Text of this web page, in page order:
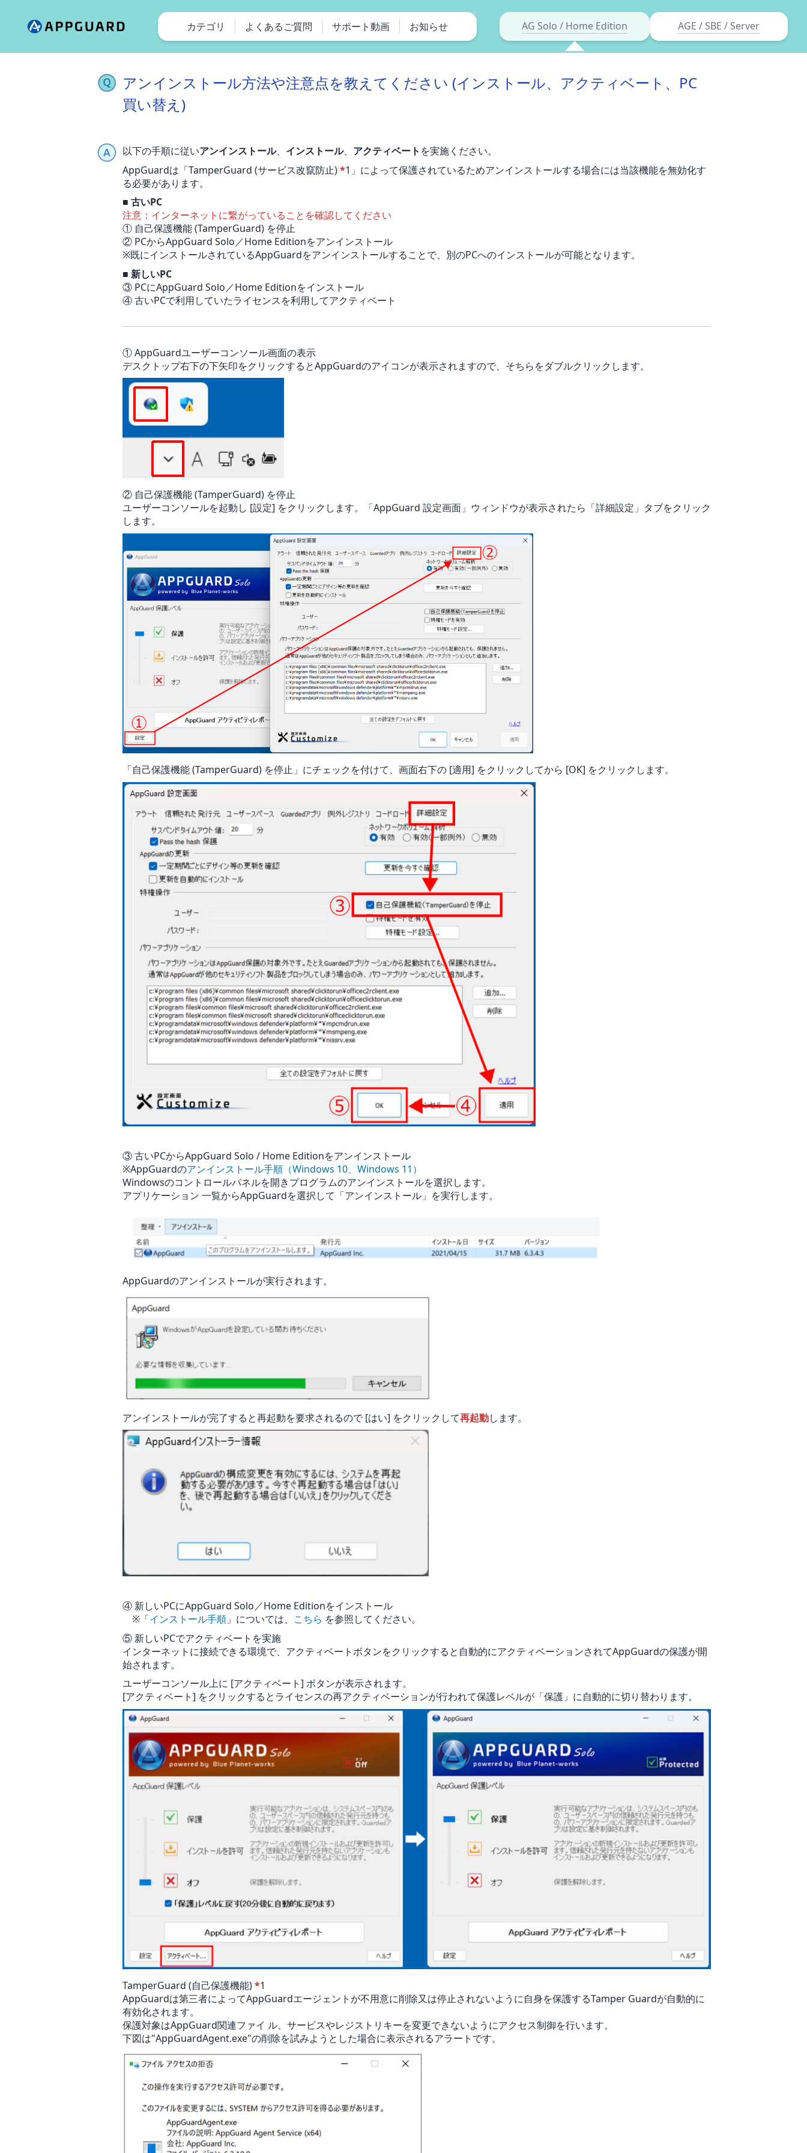
カテゴリ よくあるご質問 サポート動画 お知らせ AG Solo / Home Edition AGE / SBE / Server
アンインストール方法や注意点を教えてください (インストール、アクティベート、PC
買い替え)
以下の手順に従いアンインストール、 インストール、 アクティベート を実施ください。
AppGuardは「TamperGuard (サービス改竄防止)*1」によって保護されているためアンインストールする場合には当該機能を無効化す
る必要があります。
■ 古いPC
注意：インターネットに繋がっていることを確認してください
① 自己保護機能 (TamperGuard) を停止
② PCからAppGuard Solo／Home Editionをアンインストール
※既にインストールされているAppGuardをアンインストールすることで、別のPCへのインストールが可能となります。
■ 新しいPC
③ PCにAppGuard Solo／Home Editionをインストール
④ 古いPCで利用していたライセンスを利用してアクティベート
① AppGuardユーザーコンソール画面の表示
デスクトップ右下の下矢印をクリックするとAppGuardのアイコンが表示されますので、そちらをダブルクリックします。
② 自己保護機能 (TamperGuard) を停止
ユーザーコンソールを起動し [設定] をクリックします。「AppGuard 設定画面」ウィンドウが表示されたら「詳細設定」タブをクリック
します。
「自己保護機能 (TamperGuard) を停止」にチェックを付けて、画面右下の [適用] をクリックしてから [OK] をクリックします。
③ 古いPCからAppGuard Solo / Home Editionをアンインストール
※AppGuardのアンインストール手順（Windows 10、Windows 11）
Windowsのコントロールパネルを開きプログラムのアンインストールを選択します。
アプリケーション 一覧からAppGuardを選択して「アンインストール」を実行します。
AppGuardのアンインストールが実行されます。
アンインストールが完了すると再起動を要求されるので [はい] をクリックして再起動します。
④ 新しいPCにAppGuard Solo／Home Editionをインストール
※「インストール手順 」については、 こちら を参照してください。
⑤ 新しいPCでアクティベートを実施
インターネットに接続できる環境で、アクティベートボタンをクリックすると自動的にアクティベーションされてAppGuardの保護が開
始されます。
ユーザーコンソール上に [アクティベート] ボタンが表示されます。
[アクティベート] をクリックするとライセンスの再アクティベーションが行われて保護レベルが「保護」に自動的に切り替わります。
TamperGuard (自己保護機能)*1
AppGuardは第三者によってAppGuardエージェントが不用意に削除又は停止されないように自身を保護するTamper Guardが自動的に
有効化されます。
保護対象はAppGuard関連ファイ ル、サービスやレジストリキーを変更できないようにアクセス制御を行います。
下図は"AppGuardAgent.exe"の削除を試みようとした場合に表示されるアラートです。